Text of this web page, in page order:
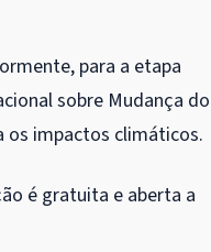
para a etapa
sobre Mudança do
os impactos climáticos.
é gratuita e aberta a